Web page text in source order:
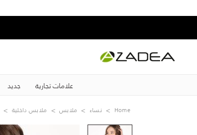
علامات تجارية جديد
Home نساء ملابس ملابس داخلية